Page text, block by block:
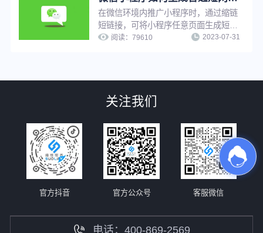
在微信环境内推广小程序时，通过缩链
短链接，可将小程序任意页面生成短
链，用户点击短链接后可快速跳转至小
阅读：79610 2023-07-31
关注我们
官方抖音 官方公众号 客服微信
电话：400-869-2569